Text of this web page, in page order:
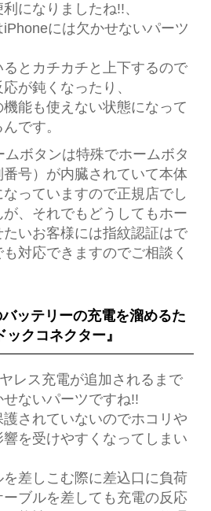
になりましたね!!、
には欠かせないパーツ
とカチカチと上下するので
が鈍くなったり、
能も使えない状態になって
です。
ボタンは特殊でホームボタ
号）が内臓されていて本体
っていますので正規店でし
、それでもどうしてもホー
いお客様には指紋認証はで
対応できますのでご相談く
ッテリーの充電を溜めるた
ックコネクター』
レス充電が追加されるまで
ないパーツですね!!
されていないのでホコリや
を受けやすくなってしまい
差しこむ際に差込口に負荷
ブルを差しても充電の反応